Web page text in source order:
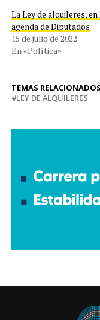
La Ley de alquileres, en
agenda de Diputados
15 de julio de 2022
En «Política»
TEMAS RELACIONADOS
LEY DE ALQUILERES